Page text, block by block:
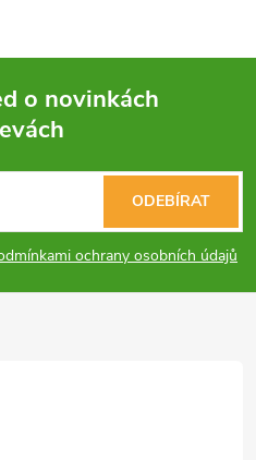
o novinkách
ochrany osobních údajů
ODEBÍRAT